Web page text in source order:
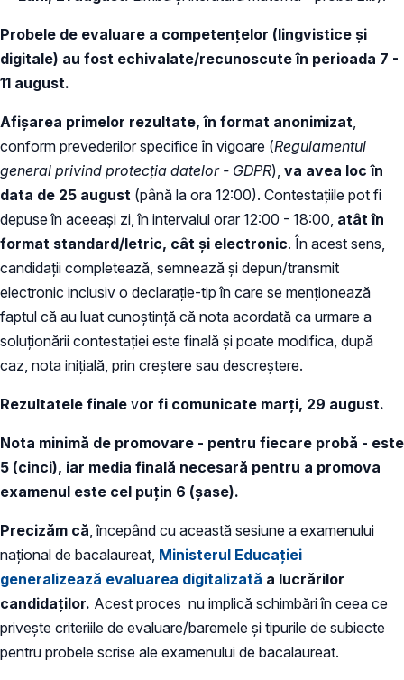
Probele de evaluare a competențelor (lingvistice și
digitale) au fost echivalate/recunoscute în perioada 7 -
11 august.
Afișarea primelor rezultate, în format anonimizat
conform prevederilor specifice în vigoare (Regulamentul
general privind protecția datelor - GDPR), va avea loc în
data de 25 august (până la ora 12:00). Contestațiile pot fi
depuse în aceeași zi, în intervalul orar 12:00 - 18:00, atât în
format standard/letric, cât și electronic. În acest sens,
candidații completează, semnează și depun/transmit
electronic inclusiv o declarație-tip în care se menționează
faptul că au luat cunoștință că nota acordată ca urmare a
soluționării contestației este finală și poate modifica, după
caz, nota inițială, prin creștere sau descreștere.
Rezultatele finale vor fi comunicate marți, 29 august.
Nota minimă de promovare - pentru fiecare probă - este
5 (cinci), iar media finală necesară pentru a promova
examenul este cel puțin 6 (șase).
Precizăm că , începând cu această sesiune a examenului
național de bacalaureat, Ministerul Educației
generalizează evaluarea digitalizată a lucrărilor
candidaților. Acest proces nu implică schimbări în ceea ce
privește criteriile de evaluare/baremele și tipurile de subiecte
pentru probele scrise ale examenului de bacalaureat.